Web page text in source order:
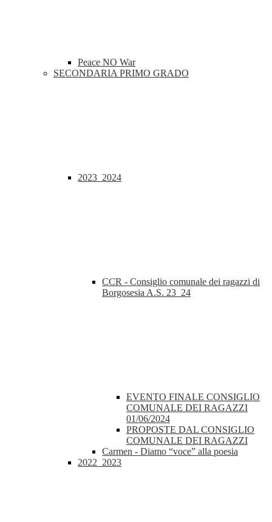
Peace NO War
SECONDARIA PRIMO GRADO
2023_2024
CCR - Consiglio comunale dei ragazzi di
Borgosesia A.S. 23_24
EVENTO FINALE CONSIGLIO
COMUNALE DEI RAGAZZI
01/06/2024
PROPOSTE DAL CONSIGLIO
COMUNALE DEI RAGAZZI
Carmen - Diamo “voce” alla poesia
2022_2023